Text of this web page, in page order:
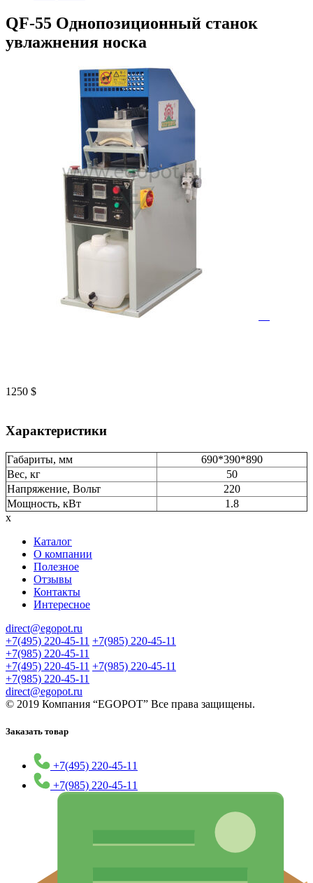
QF-55 Однопозиционный станок
увлажнения носка
1250 $
Характеристики
Габариты, мм
690*390*890
Вес, кг
50
Напряжение, Вольт
220
Мощность, кВт
1.8
x
Каталог
О компании
Полезное
Отзывы
Контакты
Интересное
direct@egopot.ru
+7(495) 220-45-11 +7(985) 220-45-11
+7(985) 220-45-11
+7(495) 220-45-11 +7(985) 220-45-11
+7(985) 220-45-11
direct@egopot.ru
© 2019 Компания “EGOPOT” Все права защищены.
Заказать товар
+7(495) 220-45-11
+7(985) 220-45-11